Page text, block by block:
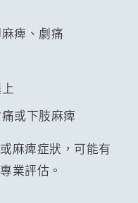
痺、劇痛
或下肢麻痺
麻痺症狀，可能有
業評估。